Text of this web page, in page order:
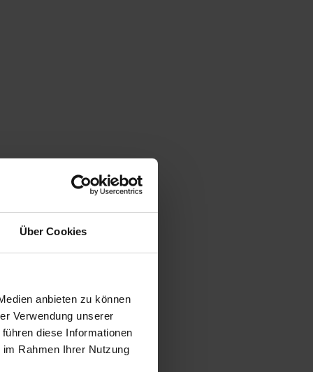
Über Cookies
anbieten zu können
Verwendung unserer
diese Informationen
Rahmen Ihrer Nutzung